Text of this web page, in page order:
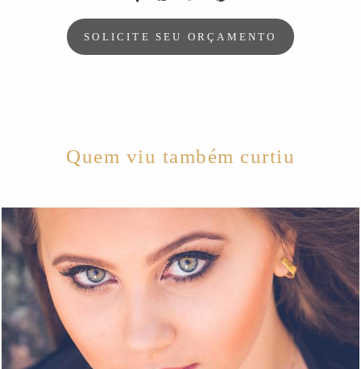
SOLICITE SEU ORÇAMENTO
Quem viu também curtiu